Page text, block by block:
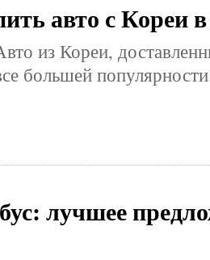
авто с Кореи
из Кореи,
большей
лучшее